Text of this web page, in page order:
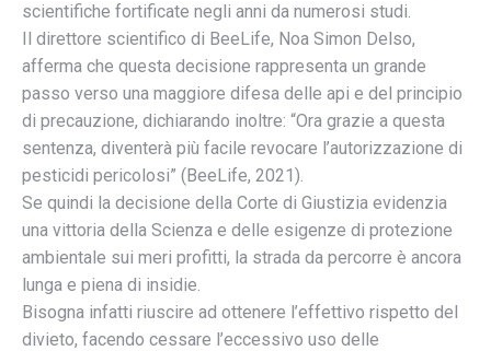
scientifiche fortificate negli anni da numerosi studi.
Il direttore scientifico di BeeLife, Noa Simon Delso,
afferma che questa decisione rappresenta un grande
passo verso una maggiore difesa delle api e del principio
di precauzione, dichiarando inoltre: “Ora grazie a questa
sentenza, diventerà più facile revocare l’autorizzazione di
pesticidi pericolosi” (BeeLife, 2021).
Se quindi la decisione della Corte di Giustizia evidenzia
una vittoria della Scienza e delle esigenze di protezione
ambientale sui meri profitti, la strada da percorre è ancora
lunga e piena di insidie.
Bisogna infatti riuscire ad ottenere l’effettivo rispetto del
divieto, facendo cessare l’eccessivo uso delle